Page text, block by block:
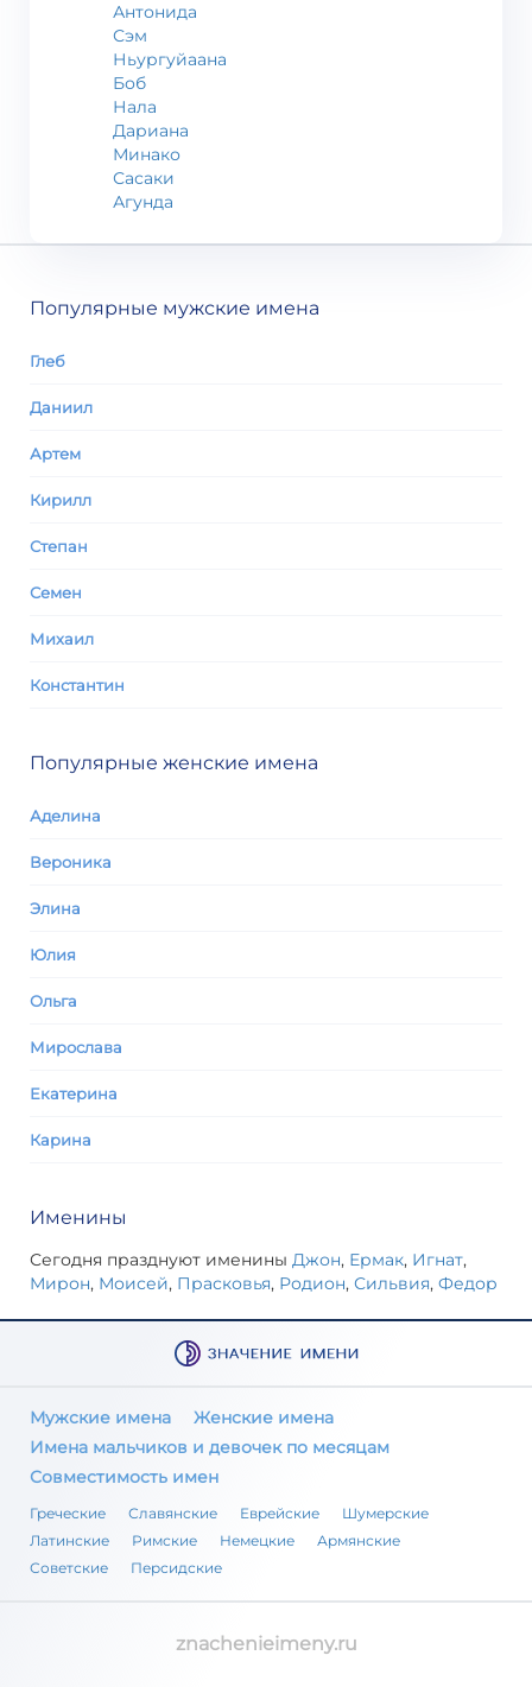
Антонида
Сэм
Ньургуйаана
Боб
Нала
Дариана
Минако
Сасаки
Агунда
Популярные мужские имена
Глеб
Даниил
Артем
Кирилл
Степан
Семен
Михаил
Константин
Популярные женские имена
Аделина
Вероника
Элина
Юлия
Ольга
Мирослава
Екатерина
Карина
Именины
Сегодня празднуют именины Джон, Ермак, Игнат,
Мирон, Моисей, Прасковья, Родион, Сильвия, Федор
Мужские имена
Женские имена
Имена мальчиков и девочек по месяцам
Совместимость имен
Греческие Славянские Еврейские
Шумерские
Латинские
Римские Немецкие
Армянские
Советские
Персидские
znachenieimeny.ru